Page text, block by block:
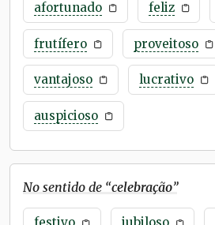
afortunado feliz
frutífero proveitoso
vantajoso lucrativo
auspicioso
No sentido de “celebração”